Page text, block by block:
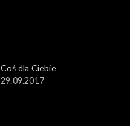
Coś dla Ciebie
29.09.2017